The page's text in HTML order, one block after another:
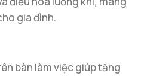
gia đình.
bàn làm việc giúp tăng